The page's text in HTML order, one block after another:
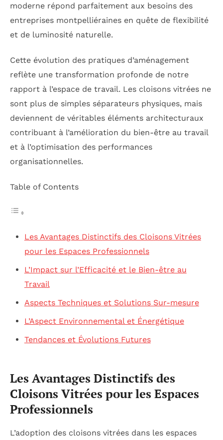
moderne répond parfaitement aux besoins des
entreprises montpelliéraines en quête de flexibilité
et de luminosité naturelle.
Cette évolution des pratiques d’aménagement
reflète une transformation profonde de notre
rapport à l’espace de travail. Les cloisons vitrées ne
sont plus de simples séparateurs physiques, mais
deviennent de véritables éléments architecturaux
contribuant à l’amélioration du bien-être au travail
et à l’optimisation des performances
organisationnelles.
Table of Contents
Les Avantages Distinctifs des Cloisons Vitrées
pour les Espaces Professionnels
L’Impact sur l’Efficacité et le Bien-être au
Travail
Aspects Techniques et Solutions Sur-mesure
L’Aspect Environnemental et Énergétique
Tendances et Évolutions Futures
Les Avantages Distinctifs des
Cloisons Vitrées pour les Espaces
Professionnels
L’adoption des cloisons vitrées dans les espaces